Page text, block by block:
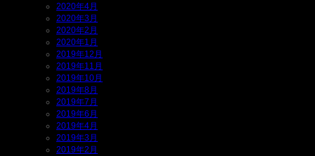
2020年4月
2020年3月
2020年2月
2020年1月
2019年12月
2019年11月
2019年10月
2019年8月
2019年7月
2019年6月
2019年4月
2019年3月
2019年2月